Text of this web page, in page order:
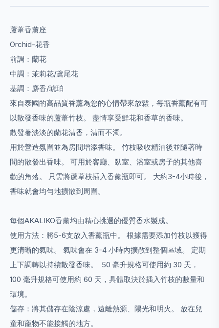
蘆葦香薰座
Orchid-花香
前調：蘭花
中調：茉莉花/鳶尾花
基調：麝香/琥珀
來自泰國的高品質香薰為您的心情帶來放鬆，每瓶香薰配有可
以散發香味的蘆葦竹枝。 盡情享受鮮花和香草的香味。
散發著淡淡的蘭花清香，清而不濁。
用於營造氛圍並為房間增添香味。 竹枝吸收精油後並隨著時
間的散發出香味。 可用於客廳、臥室、浴室或房子的其他喜
歡的角落。 只需將蘆葦枝插入香薰瓶即可。 大約3-4小時後，
香味就會均勻地擴散到周圍。
每個AKALIKO香薰均由精心挑選的優質香水製成。
使用方法：將5-6支放入香薰瓶中。 根據需要添加竹枝以獲得
更清晰的氣味。 氣味會在 3-4 小時內擴散到整個區域。 定期
上下調轉以持續散發香味。 50 毫升規格可使用約 30 天，
100 毫升規格可使用約 60 天，具體取決於插入竹枝的數量和
環境。
儲存：將其儲存在陰涼處，遠離熱源、陽光和明火。 放在兒
童和寵物不能接觸的地方。